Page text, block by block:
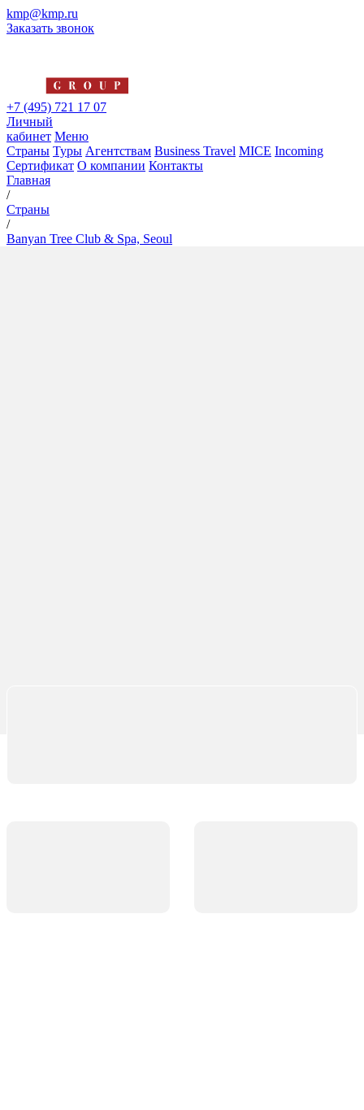
kmp@kmp.ru
Заказать звонок
+7 (495) 721 17 07
Личный
кабинет Меню
Страны Туры Агентствам Business Travel MICE Incoming
Сертификат О компании Контакты
Главная
/
Страны
/
Banyan Tree Club & Spa, Seoul